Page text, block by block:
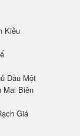
Kiều
Dầu Một
Mai Biên
Giá